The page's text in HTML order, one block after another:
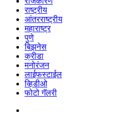
राष्ट्रीय
आंतरराष्ट्रीय
महाराष्ट्र
पुणे
बिझनेस
क्रीडा
मनोरंजन
लाईफस्टाईल
व्हिडीओ
फोटो गॅलरी